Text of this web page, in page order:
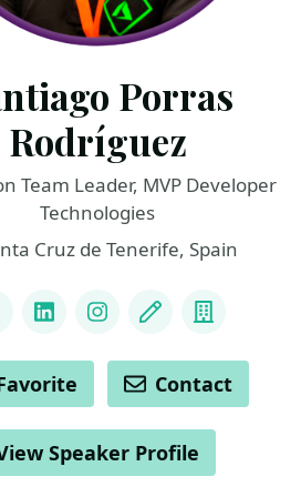
Porras
Rodríguez
Team Leader, MVP Developer
Technologies
Cruz de Tenerife, Spain
LinkedInInstagram
Blog Company
Contact
Speaker Profile